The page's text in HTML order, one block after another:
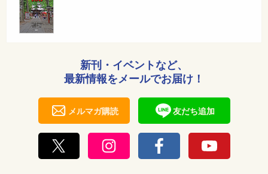
新刊・イベントなど、
最新情報をメールでお届け！
メルマガ購読 友だち追加